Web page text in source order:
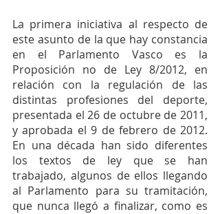
La primera iniciativa al respecto de
este asunto de la que hay constancia
en el Parlamento Vasco es la
Proposición no de Ley 8/2012, en
relación con la regulación de las
distintas profesiones del deporte,
presentada el 26 de octubre de 2011,
y aprobada el 9 de febrero de 2012.
En una década han sido diferentes
los textos de ley que se han
trabajado, algunos de ellos llegando
al Parlamento para su tramitación,
que nunca llegó a finalizar, como es